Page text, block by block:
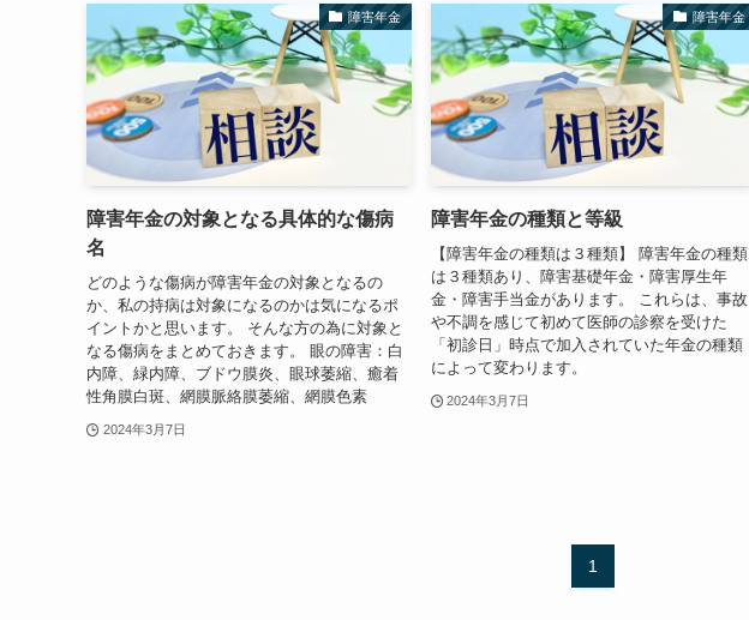
障害年金
障害年金の対象となる具体的な傷病
名
どのような傷病が障害年金の対象となるの
か、私の持病は対象になるのかは気になるポ
イントかと思います。 そんな方の為に対象と
なる傷病をまとめておきます。 眼の障害：白
内障、緑内障、ブドウ膜炎、眼球萎縮、癒着
性角膜白斑、網膜脈絡膜萎縮、網膜色素
2024年3月7日
障害年金
障害年金の種類と等級
【障害年金の種類は３種類】 障害年金の種類
は３種類あり、障害基礎年金・障害厚生年
金・障害手当金があります。 これらは、事故
や不調を感じて初めて医師の診察を受けた
「初診日」時点で加入されていた年金の種類
によって変わります。
2024年3月7日
1